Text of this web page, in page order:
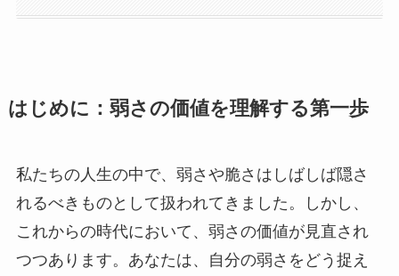
はじめに：弱さの価値を理解する第一歩
私たちの人生の中で、弱さや脆さはしばしば隠さ
れるべきものとして扱われてきました。しかし、
これからの時代において、弱さの価値が見直され
つつあります。あなたは、自分の弱さをどう捉え